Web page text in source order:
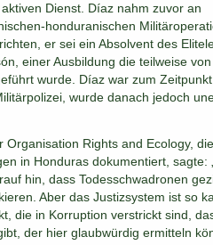
Dienst. Díaz nahm zuvor an
honduranischen
er sei ein Absolvent des
einer Ausbildung die teilweise
wurde. Díaz war zum
wurde danach jedoch
Organisation Rights and Ecology, die
in Honduras dokumentiert, sagte:
hin, dass Todesschwadronen
Aber das Justizsystem ist so
die in Korruption verstrickt sind,
der hier glaubwürdig ermitteln